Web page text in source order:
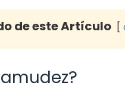
de este Artículo